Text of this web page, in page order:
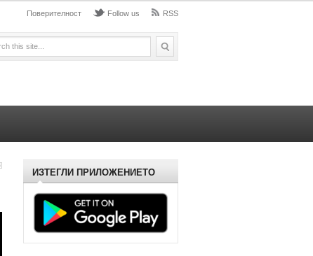
Поверителност Follow us RSS
ИЗТЕГЛИ ПРИЛОЖЕНИЕТО